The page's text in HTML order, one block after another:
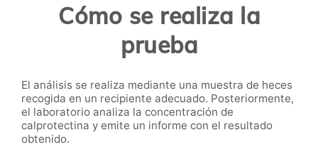
Cómo se realiza la
prueba
El análisis se realiza mediante una muestra de heces
recogida en un recipiente adecuado. Posteriormente,
el laboratorio analiza la concentración de
calprotectina y emite un informe con el resultado
obtenido.